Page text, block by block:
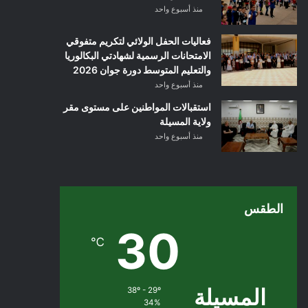
منذ أسبوع واحد
فعاليات الحفل الولائي لتكريم متفوقي
الامتحانات الرسمية لشهادتي البكالوريا
والتعليم المتوسط دورة جوان 2026
منذ أسبوع واحد
استقبالات المواطنين على مستوى مقر
ولاية المسيلة
منذ أسبوع واحد
الطقس
المسيلة
30
℃
38º - 29º
34%